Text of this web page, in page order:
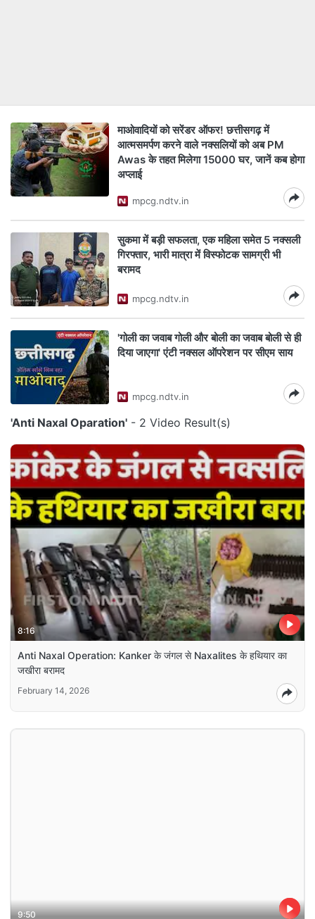
माओवादियों को सरेंडर ऑफर! छत्तीसगढ़ में
आत्मसमर्पण करने वाले नक्सलियों को अब PM
Awas के तहत मिलेगा 15000 घर, जानें कब होगा
अप्लाई
mpcg.ndtv.in
सुकमा में बड़ी सफलता, एक महिला समेत 5 नक्सली
गिरफ्तार, भारी मात्रा में विस्फोटक सामग्री भी
बरामद
mpcg.ndtv.in
'गोली का जवाब गोली और बोली का जवाब बोली से ही
दिया जाएगा' एंटी नक्सल ऑपरेशन पर सीएम साय
mpcg.ndtv.in
'Anti Naxal Oparation' - 2 Video Result(s)
8:16
Anti Naxal Operation: Kanker के जंगल से Naxalites के हथियार का
जखीरा बरामद
February 14, 2026
9:50